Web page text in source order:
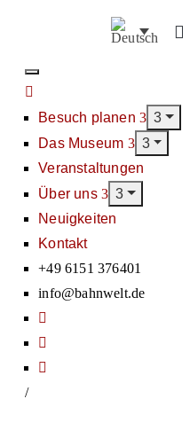
Besuch planen
Das Museum
Veranstaltungen
Über uns
Neuigkeiten
Kontakt
+49 6151 376401
info@bahnwelt.de
/